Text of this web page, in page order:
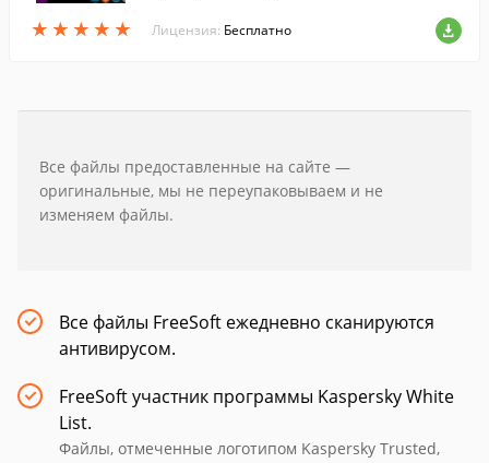
★ ★ ★ ★ ★
★ ★ ★ ★ ★
возрастов.
Лицензия: Бесплатно
Все файлы предоставленные на сайте —
оригинальные, мы не переупаковываем и не
изменяем файлы.
Все файлы FreeSoft ежедневно сканируются
антивирусом.
FreeSoft участник программы Kaspersky White
List.
Файлы, отмеченные логотипом Kaspersky Trusted,